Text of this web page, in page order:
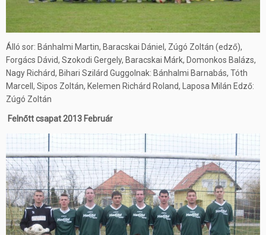
Álló sor: Bánhalmi Martin, Baracskai Dániel, Zúgó Zoltán (edző),
Forgács Dávid, Szokodi Gergely, Baracskai Márk, Domonkos Balázs,
Nagy Richárd, Bihari Szilárd Guggolnak: Bánhalmi Barnabás, Tóth
Marcell, Sipos Zoltán, Kelemen Richárd Roland, Laposa Milán Edző:
Zúgó Zoltán
Felnőtt csapat 2013 Február